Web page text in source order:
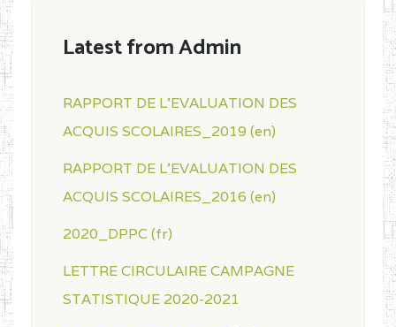
Latest from Admin
RAPPORT DE L'EVALUATION DES
ACQUIS SCOLAIRES_2019 (en)
RAPPORT DE L'EVALUATION DES
ACQUIS SCOLAIRES_2016 (en)
2020_DPPC (fr)
LETTRE CIRCULAIRE CAMPAGNE
STATISTIQUE 2020-2021